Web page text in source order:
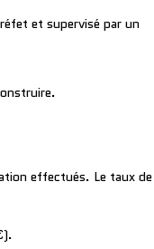
et supervisé par un
effectués. Le taux de